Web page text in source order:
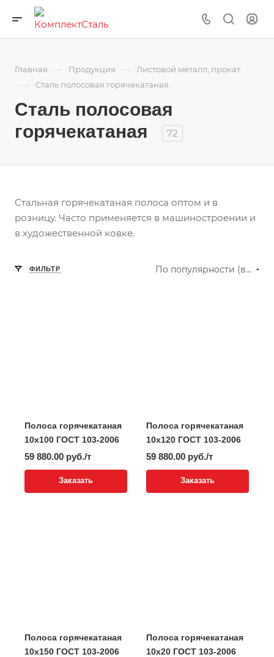
Главная — Продукция — Листовой металл, прокат
— Сталь полосовая горячекатаная
Сталь полосовая
горячекатаная
72
Стальная горячекатаная полоса оптом и в
розницу. Часто применяется в машиностроении и
в художественной ковке.
ФИЛЬТР По популярности (возрастание)
Полоса горячекатаная
10x100 ГОСТ 103-2006
59 880.00 руб./т
Заказать
Полоса горячекатаная
10x120 ГОСТ 103-2006
59 880.00 руб./т
Заказать
Полоса горячекатаная
10x150 ГОСТ 103-2006
Полоса горячекатаная
10x20 ГОСТ 103-2006